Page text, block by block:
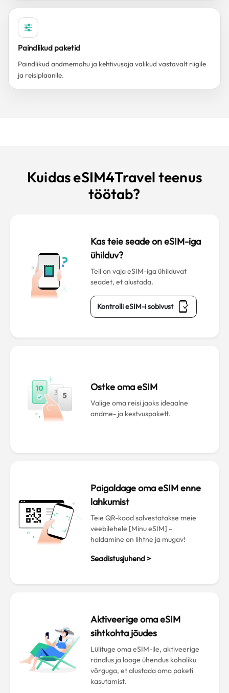
Paindlikud paketid
Paindlikud andmemahu ja kehtivusaja valikud vastavalt riigile
ja reisiplaanile.
Kuidas eSIM4Travel teenus
töötab?
Kas teie seade on eSIM-iga
ühilduv?
Teil on vaja eSIM-iga ühilduvat
seadet, et alustada.
Kontrolli eSIM-i sobivust
Ostke oma eSIM
Valige oma reisi jaoks ideaalne
andme- ja kestvuspakett.
Paigaldage oma eSIM enne
lahkumist
Teie QR-kood salvestatakse meie
veebilehele [Minu eSIM] –
haldamine on lihtne ja mugav!
Seadistusjuhend >
Aktiveerige oma eSIM
sihtkohta jõudes
Lülituge oma eSIM-ile, aktiveerige
rändlus ja looge ühendus kohaliku
võrguga, et alustada oma paketi
kasutamist.